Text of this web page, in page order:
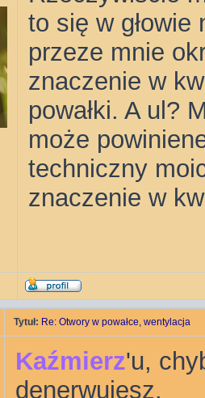
to się w
przeze mnie
znaczenie w
powałki. A ul?
może
techniczny
znaczenie w
Tytuł: Re: Otwory w powałce, wentylacja
Kaźmierz'u,
denerwujesz.